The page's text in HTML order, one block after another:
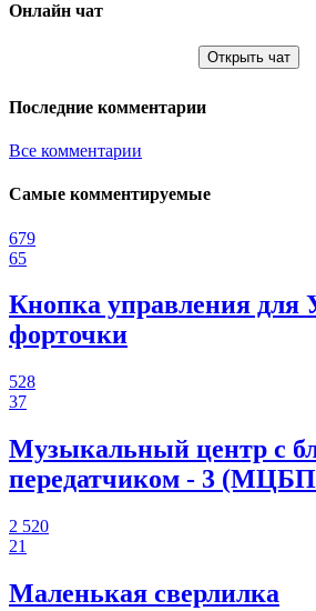
Онлайн чат
Открыть чат
Последние комментарии
Все комментарии
Самые комментируемые
679
65
Кнопка управления для
форточки
528
37
Музыкальный центр с
передатчиком - 3
2 520
21
Маленькая сверлилка